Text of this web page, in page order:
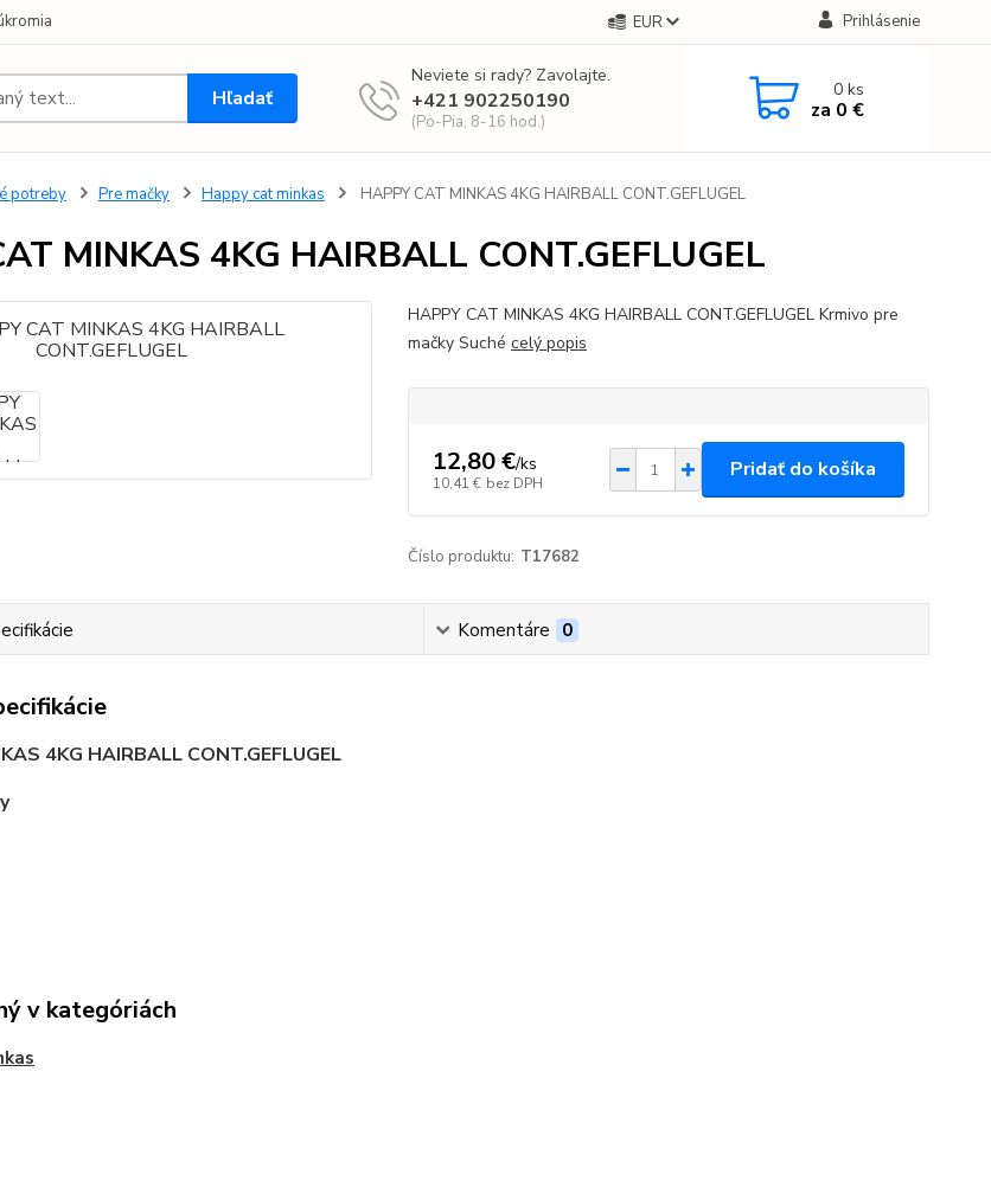
EUR Prihlásenie
Hľadať
Neviete si rady? Zavolajte.
+421 902250190
(Po-Pia, 8-16 hod.)
0ks
za 0 €
potreby Pre mačky Happy cat minkas HAPPY CAT MINKAS 4KG HAIRBALL CONT.GEFLUGEL
MINKAS 4KG HAIRBALL CONT.GEFLUGEL
HAPPY CAT MINKAS 4KG HAIRBALL CONT.GEFLUGEL Krmivo pre
mačky Suché celý popis
12,80 €/ks
10,41 € bez DPH
Pridať do košíka
Číslo produktu: T17682
Komentáre 0
4KG HAIRBALL CONT.GEFLUGEL
v kategóriách